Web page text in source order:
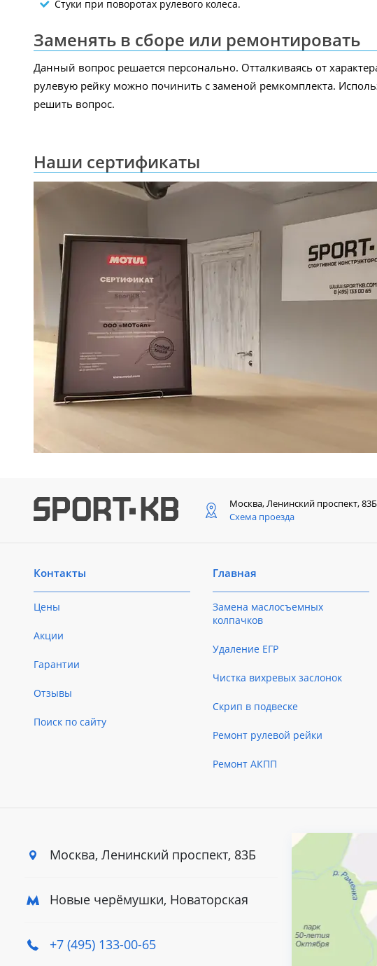
Стуки при поворотах рулевого колеса.
Заменять в сборе или ремонтировать
Данный вопрос решается персонально. Отталкиваясь от
рулевую рейку можно починить с заменой ремкомплекта.
решить вопрос.
Наши сертификаты
Москва, Ленинский проспект, 83Б
Схема проезда
Контакты
Цены
Акции
Гарантии
Отзывы
Поиск по сайту
Главная
Замена маслосъемных
колпачков
Удаление ЕГР
Чистка вихревых заслонок
Скрип в подвеске
Ремонт рулевой рейки
Ремонт АКПП
Москва, Ленинский проспект, 83Б
Новые черёмушки, Новаторская
+7 (495) 133-00-65